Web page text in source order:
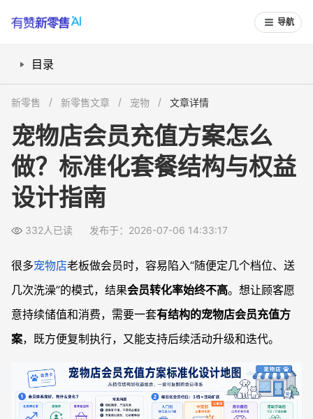
导航
目录
宠物店会员充值档位设置如何兼顾小店和连锁店？
宠物店如何设计会员充值活动？搭配节日与新客场景
常见问题
宠物店会员充值方案怎么设计更有吸引力？
宠物店会员套餐结构如何设计更合理？
宠物店会员充值标准化设计有什么参考模板？
新零售 新零售文章 宠物 文章详情
宠物店会员充值方案怎么
做？标准化套餐结构与权益
设计指南
332人已读 发布于：2026-07-06 14:33:17
很多宠物店老板做会员时，容易陷入“随便定几个档位、送
几次洗澡”的模式，结果会员转化率始终不高。想让顾客愿
意持续储值和消费，需要一套有结构的宠物店会员充值方
案，既方便复制执行，又能支持后续活动升级和迭代。